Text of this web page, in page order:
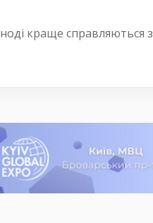
краще справляються з